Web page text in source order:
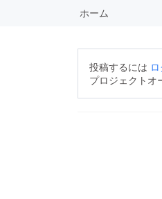
ホーム
投稿するには
プロジェクトオ